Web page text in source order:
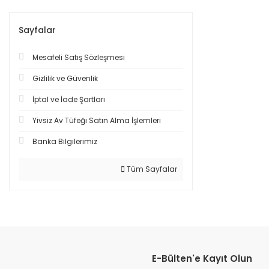
Sayfalar
Mesafeli Satış Sözleşmesi
Gizlilik ve Güvenlik
İptal ve İade Şartları
Yivsiz Av Tüfeği Satın Alma İşlemleri
Banka Bilgilerimiz
Tüm Sayfalar
E-Bülten'e Kayıt Olun